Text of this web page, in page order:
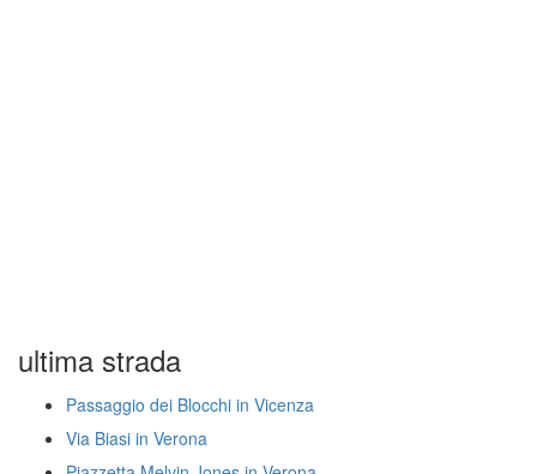
ultima strada
Passaggio dei Blocchi in Vicenza
Via Biasi in Verona